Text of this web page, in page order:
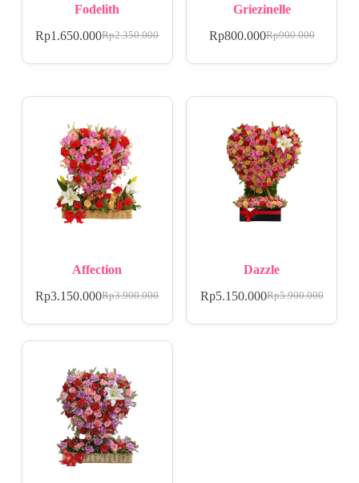
Fodelith
Rp2.350.000
Rp1.650.000
Griezinelle
Rp900.000
Rp800.000
Affection
Rp3.900.000
Rp3.150.000
Dazzle
Rp5.900.000
Rp5.150.000